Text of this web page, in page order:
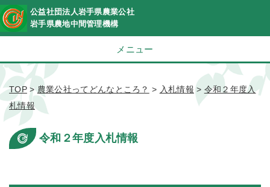
公益社団法人岩手県農業公社
岩手県農地中間管理機構
メニュー
TOP>農業公社ってどんなところ？ > 入札情報 > 令和２年度入
札情報
令和２年度入札情報